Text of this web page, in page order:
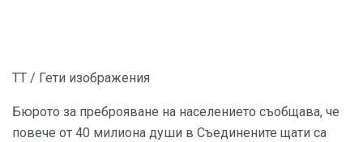
TT / Гети изображения
Бюрото за преброяване на населението съобщава, че
повече от 40 милиона души в Съединените щати са